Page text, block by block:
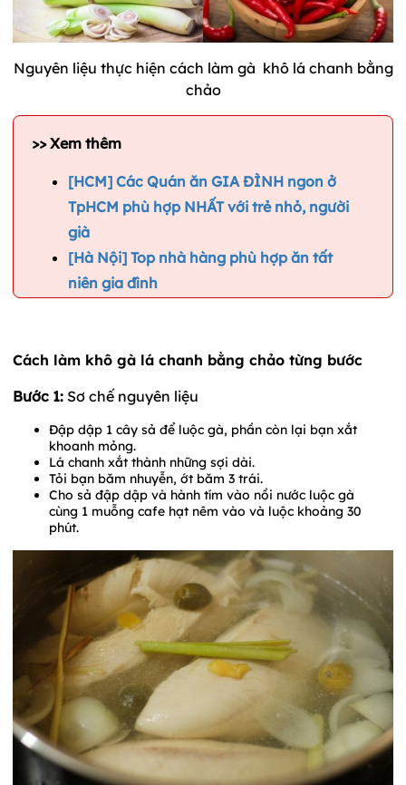
Nguyên liệu thực hiện cách làm gà khô lá chanh bằng
chảo
>> Xem thêm
[HCM] Các Quán ăn GIA ĐÌNH ngon ở
TpHCM phù hợp NHẤT với trẻ nhỏ, người
già
[Hà Nội] Top nhà hàng phù hợp ăn tất
niên gia đình
Cách làm khô gà lá chanh bằng chảo từng bước
Bước 1: Sơ chế nguyên liệu
Đập dập 1 cây sả để luộc gà, phần còn lại bạn xắt
khoanh mỏng.
Lá chanh xắt thành những sợi dài.
Tỏi bạn băm nhuyễn, ớt băm 3 trái.
Cho sả đập dập và hành tím vào nồi nước luộc gà
cùng 1 muỗng cafe hạt nêm vào và luộc khoảng 30
phút.